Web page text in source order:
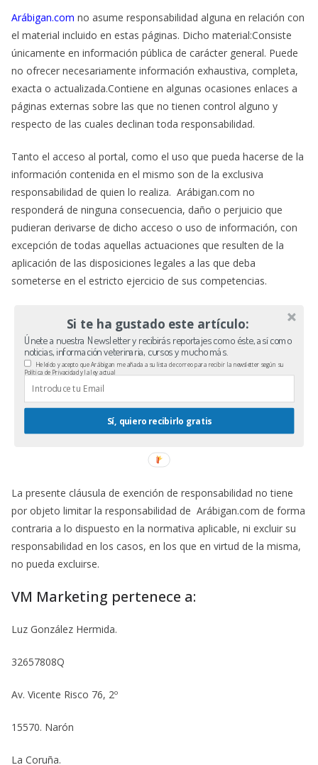
Arábigan.com no asume responsabilidad alguna en relación con
el material incluido en estas páginas. Dicho material:Consiste
únicamente en información pública de carácter general. Puede
no ofrecer necesariamente información exhaustiva, completa,
exacta o actualizada.Contiene en algunas ocasiones enlaces a
páginas externas sobre las que no tienen control alguno y
respecto de las cuales declinan toda responsabilidad.
Tanto el acceso al portal, como el uso que pueda hacerse de la
información contenida en el mismo son de la exclusiva
responsabilidad de quien lo realiza. Arábigan.com no
responderá de ninguna consecuencia, daño o perjuicio que
pudieran derivarse de dicho acceso o uso de información, con
excepción de todas aquellas actuaciones que resulten de la
aplicación de las disposiciones legales a las que deba
someterse en el estricto ejercicio de sus competencias.
Si te ha gustado este artículo:
Únete a nuestra Newsletter y recibirás reportajes como éste, así como
noticias, información veterinaria, cursos y mucho más.
Sí, quiero recibirlo gratis
He leído y acepto que Arábigan me añada a su lista de correo para recibir la newsletter según su
Política de Privacidad y la ley actual
La presente cláusula de exención de responsabilidad no tiene
por objeto limitar la responsabilidad de Arábigan.com de forma
contraria a lo dispuesto en la normativa aplicable, ni excluir su
responsabilidad en los casos, en los que en virtud de la misma,
no pueda excluirse.
VM Marketing pertenece a:
Luz González Hermida.
32657808Q
Av. Vicente Risco 76, 2º
15570. Narón
La Coruña.